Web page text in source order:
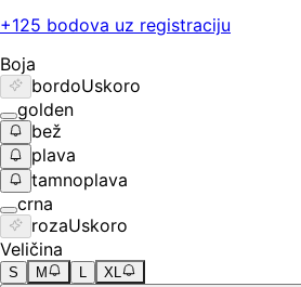
+125 bodova uz registraciju
Boja
bordoUskoro
golden
bež
plava
tamnoplava
crna
rozaUskoro
Veličina
S M L
XL